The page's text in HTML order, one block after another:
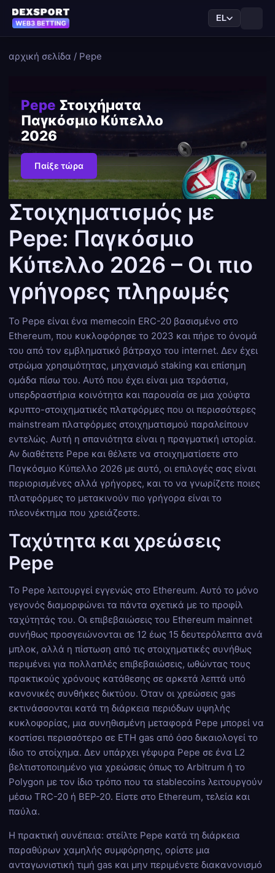
EL
αρχική σελίδα / Pepe
Pepe Στοιχήματα
Παγκόσμιο Κύπελλο
2026
Παίξε τώρα
Στοιχηματισμός με
Pepe: Παγκόσμιο
Κύπελλο 2026 – Οι πιο
γρήγορες πληρωμές
Το Pepe είναι ένα memecoin ERC-20 βασισμένο στο
Ethereum, που κυκλοφόρησε το 2023 και πήρε το όνομά
του από τον εμβληματικό βάτραχο του internet. Δεν έχει
στρώμα χρησιμότητας, μηχανισμό staking και επίσημη
ομάδα πίσω του. Αυτό που έχει είναι μια τεράστια,
υπερδραστήρια κοινότητα και παρουσία σε μια χούφτα
κρυπτο-στοιχηματικές πλατφόρμες που οι περισσότερες
mainstream πλατφόρμες στοιχηματισμού παραλείπουν
εντελώς. Αυτή η σπανιότητα είναι η πραγματική ιστορία.
Αν διαθέτετε Pepe και θέλετε να στοιχηματίσετε στο
Παγκόσμιο Κύπελλο 2026 με αυτό, οι επιλογές σας είναι
περιορισμένες αλλά γρήγορες, και το να γνωρίζετε ποιες
πλατφόρμες το μετακινούν πιο γρήγορα είναι το
πλεονέκτημα που χρειάζεστε.
Ταχύτητα και χρεώσεις
Pepe
Το Pepe λειτουργεί εγγενώς στο Ethereum. Αυτό το μόνο
γεγονός διαμορφώνει τα πάντα σχετικά με το προφίλ
ταχύτητάς του. Οι επιβεβαιώσεις του Ethereum mainnet
συνήθως προσγειώνονται σε 12 έως 15 δευτερόλεπτα ανά
μπλοκ, αλλά η πίστωση από τις στοιχηματικές συνήθως
περιμένει για πολλαπλές επιβεβαιώσεις, ωθώντας τους
πρακτικούς χρόνους κατάθεσης σε αρκετά λεπτά υπό
κανονικές συνθήκες δικτύου. Όταν οι χρεώσεις gas
εκτινάσσονται κατά τη διάρκεια περιόδων υψηλής
κυκλοφορίας, μια συνηθισμένη μεταφορά Pepe μπορεί να
κοστίσει περισσότερο σε ETH gas από όσο δικαιολογεί το
ίδιο το στοίχημα. Δεν υπάρχει γέφυρα Pepe σε ένα L2
βελτιστοποιημένο για χρεώσεις όπως το Arbitrum ή το
Polygon με τον ίδιο τρόπο που τα stablecoins λειτουργούν
μέσω TRC-20 ή BEP-20. Είστε στο Ethereum, τελεία και
παύλα.
Η πρακτική συνέπεια: στείλτε Pepe κατά τη διάρκεια
παραθύρων χαμηλής συμφόρησης, ορίστε μια
ανταγωνιστική τιμή gas και μην περιμένετε διακανονισμό